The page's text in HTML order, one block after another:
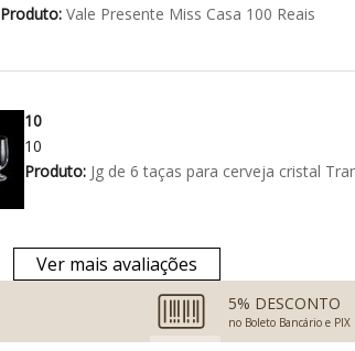
Produto:Vale Presente Miss Casa 100 Reais
10
10
Produto:Jg de 6 taças para cerveja cristal
Ver mais avaliações
5% DESCONTO
no Boleto Bancário e PIX